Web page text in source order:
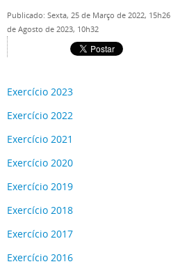
Publicado: Sexta, 25 de Março de 2022, 15h26
de Agosto de 2023, 10h32
Exercício 2023
Exercício 2022
Exercício 2021
Exercício 2020
Exercício 2019
Exercício 2018
Exercício 2017
Exercício 2016